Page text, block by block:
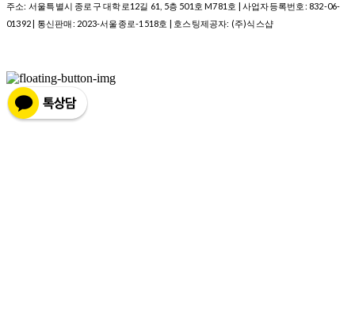
주소: 서울특별시 종로구 대학로12길 61, 5층 501호 M781호 | 사업자등록번호: 832-06-
01392 | 통신판매: 2023-서울종로-1518호 | 호스팅제공자: (주)식스샵